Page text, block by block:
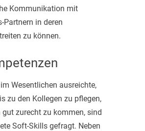
Kommunikation mit
Partnern in deren
zu können.
Wesentlichen ausreichte,
zu den Kollegen zu pflegen,
zurecht zu kommen, sind
Soft-Skills gefragt. Neben